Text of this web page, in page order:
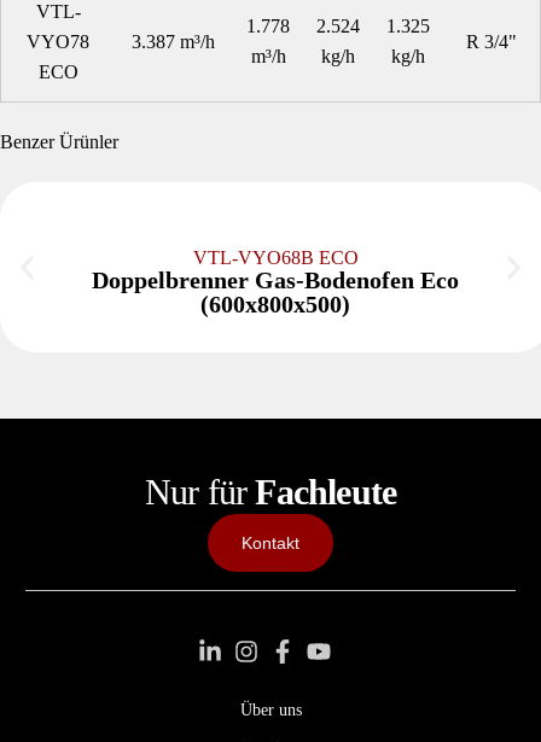
VTL-
VYO78
ECO
3.387 m³/h
1.778
m³/h
2.524
kg/h
1.325
kg/h
R 3/4"
Benzer Ürünler
VTL-VYO68B ECO
Doppelbrenner Gas-Bodenofen Eco
(600x800x500)
Nur fürFachleute
Kontakt
Über uns